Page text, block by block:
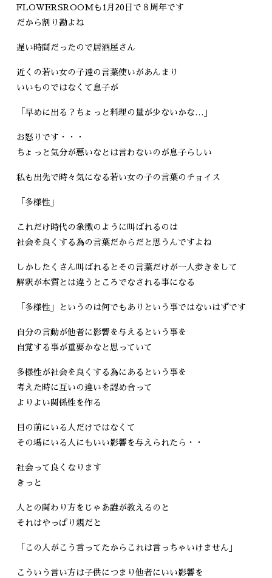
FLOWERSROOMも1月20日で８周年です
だから割り勘よね
遅い時間だったので居酒屋さん
近くの若い女の子達の言葉使いがあんまり
いいものではなくて息子が
「早めに出る？ちょっと料理の量が少ないかな…」
お怒りです・・・
ちょっと気分が悪いなとは言わないのが息子らしい
私も出先で時々気になる若い女の子の言葉のチョイス
「多様性」
これだけ時代の象徴のように叫ばれるのは
社会を良くする為の言葉だからだと思うんですよね
しかしたくさん叫ばれるとその言葉だけが一人歩きをして
解釈が本質とは違うところでなされる事になる
「多様性」というのは何でもありという事ではないはずです
自分の言動が他者に影響を与えるという事を
自覚する事が重要かなと思っていて
多様性が社会を良くする為にあるという事を
考えた時に互いの違いを認め合って
よりよい関係性を作る
目の前にいる人だけではなくて
その場にいる人にもいい影響を与えられたら・・
社会って良くなります
きっと
人との関わり方をじゃあ誰が教えるのと
それはやっぱり親だと
「この人がこう言ってたからこれは言っちゃいけません」
こういう言い方は子供につまり他者にいい影響を